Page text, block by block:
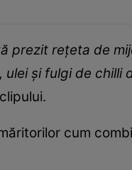
prezit rețeta de
și fulgi de chilli
cum